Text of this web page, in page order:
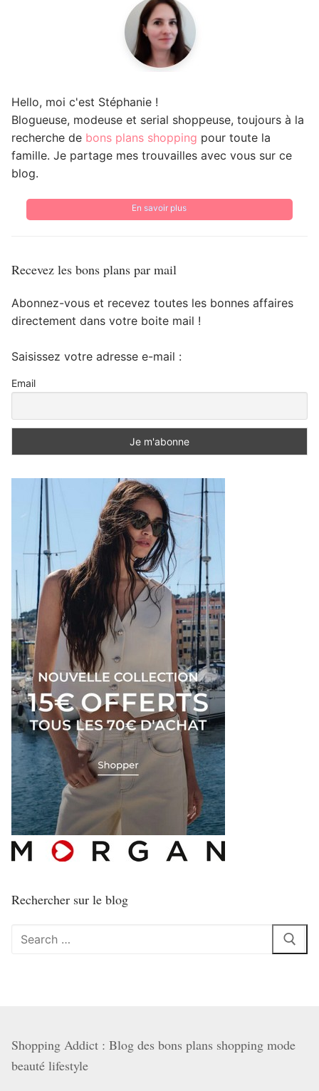
Hello, moi c'est Stéphanie !
Blogueuse, modeuse et serial shoppeuse, toujours à la
recherche de bons plans shopping pour toute la
famille. Je partage mes trouvailles avec vous sur ce
blog.
En savoir plus
Recevez les bons plans par mail
Abonnez-vous et recevez toutes les bonnes affaires
directement dans votre boite mail !
Saisissez votre adresse e-mail :
Email
Rechercher sur le blog
Rechercher
Shopping Addict : Blog des bons plans shopping mode
beauté lifestyle